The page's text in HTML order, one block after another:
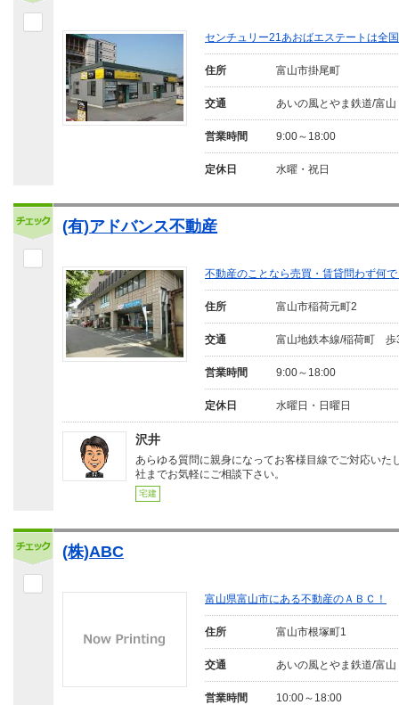
センチュリー21あおばエステートは全
住所 富山市掛尾町
交通 あいの風とやま鉄道/富
営業時間 9:00～18:00
定休日 水曜・祝日
(有)アドバンス不動産
不動産のことなら売買・賃貸問わず何
住所 富山市稲荷元町2
交通 富山地鉄本線/稲荷町 歩
営業時間 9:00～18:00
定休日 水曜日・日曜日
沢井
あらゆる質問に親身になってお客様目線でご対応いた
社までお気軽にご相談下さい。
宅建
(株)ABC
富山県富山市にある不動産のＡＢＣ！
住所 富山市根塚町1
交通 あいの風とやま鉄道/富
営業時間 10:00～18:00